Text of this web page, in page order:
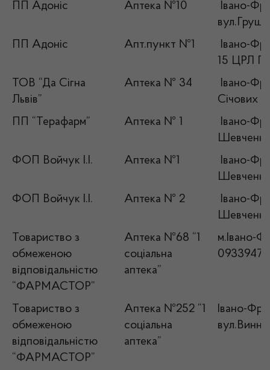
ПП Адоніс Аптека №10
Івано-
ПП Адоніс
Апт.пункт №1
Івано-
15 ЦРЛ
ТОВ “Да Сігна
Львів”
Аптека № 34
Івано-
Січових
ПП “Терафарм”
Аптека № 1
Івано-
ФОП Войчук І.І.
Аптека №1
Івано-
ФОП Войчук І.І.
Аптека № 2
Івано-
Товариство з
обмеженою
відповідальністю
“ФАРМАСТОР”
Аптека №68 “1
соціальна
аптека”
м.Івано-
Товариство з
обмеженою
відповідальністю
“ФАРМАСТОР”
Аптека №252 “1
соціальна
аптека”
Івано-